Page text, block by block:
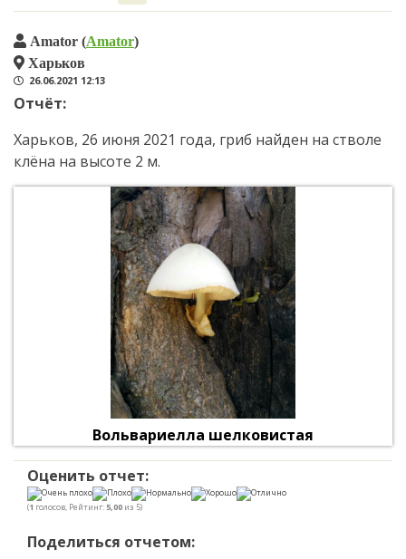
Amator (Amator)
Харьков
26.06.2021 12:13
Отчёт:
Харьков, 26 июня 2021 года, гриб найден на стволе
клёна на высоте 2 м.
Вольвариелла шелковистая
Оценить отчет:
(1 голосов, Рейтинг: 5,00 из 5)
Поделиться отчетом: